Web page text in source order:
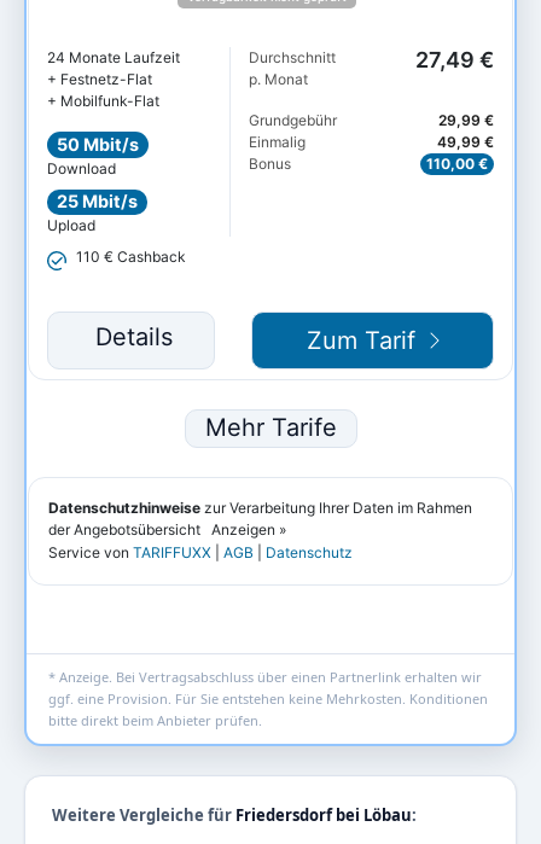
* Anzeige. Bei Vertragsabschluss über einen Partnerlink erhalten wir
ggf. eine Provision. Für Sie entstehen keine Mehrkosten. Konditionen
bitte direkt beim Anbieter prüfen.
Weitere Vergleiche für Friedersdorf bei Löbau: